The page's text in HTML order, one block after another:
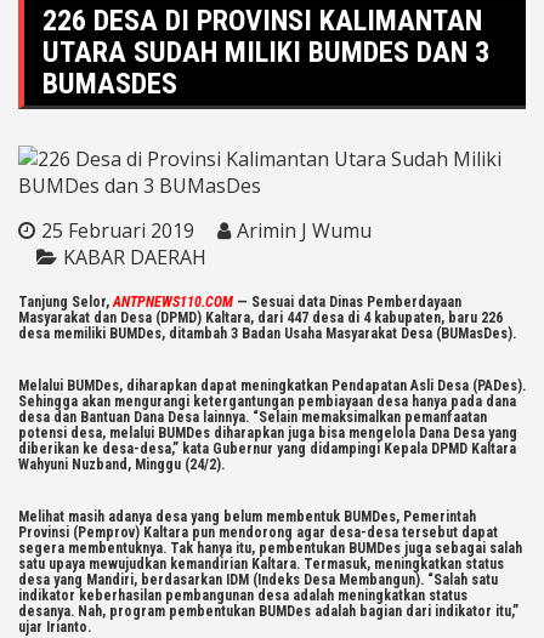
226 DESA DI PROVINSI KALIMANTAN
UTARA SUDAH MILIKI BUMDES DAN 3
BUMASDES
25 Februari 2019
Arimin J Wumu
KABAR DAERAH
Tanjung Selor,ANTPNEWS110.COM — Sesuai data Dinas Pemberdayaan
Masyarakat dan Desa (DPMD) Kaltara, dari 447 desa di 4 kabupaten, baru 226
desa memiliki BUMDes, ditambah 3 Badan Usaha Masyarakat Desa (BUMasDes).
Melalui BUMDes, diharapkan dapat meningkatkan Pendapatan Asli Desa (PADes).
Sehingga akan mengurangi ketergantungan pembiayaan desa hanya pada dana
desa dan Bantuan Dana Desa lainnya. “Selain memaksimalkan pemanfaatan
potensi desa, melalui BUMDes diharapkan juga bisa mengelola Dana Desa yang
diberikan ke desa-desa,” kata Gubernur yang didampingi Kepala DPMD Kaltara
Wahyuni Nuzband, Minggu (24/2).
Melihat masih adanya desa yang belum membentuk BUMDes, Pemerintah
Provinsi (Pemprov) Kaltara pun mendorong agar desa-desa tersebut dapat
segera membentuknya. Tak hanya itu, pembentukan BUMDes juga sebagai salah
satu upaya mewujudkan kemandirian Kaltara. Termasuk, meningkatkan status
desa yang Mandiri, berdasarkan IDM (Indeks Desa Membangun). “Salah satu
indikator keberhasilan pembangunan desa adalah meningkatkan status
desanya. Nah, program pembentukan BUMDes adalah bagian dari indikator itu,”
ujar Irianto.